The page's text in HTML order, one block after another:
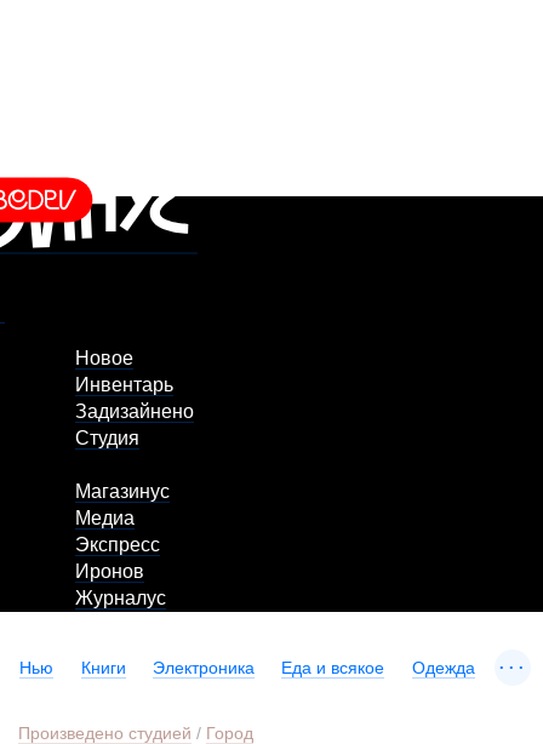
Новое
Инвентарь
Задизайнено
Студия
Магазинус
Медиа
Экспресс
Иронов
Журналус
Нью Книги Электроника Еда и всякое Одежда ...
Произведено студией / Город